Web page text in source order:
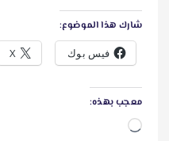
شارك هذا الموضوع:
فيس بوك X
معجب بهذه:
ج